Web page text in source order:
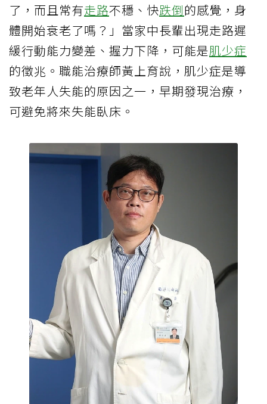
了，而且常有走路不穩、快跌倒的感覺，身
體開始衰老了嗎？」當家中長輩出現走路遲
緩行動能力變差、握力下降，可能是肌少症
的徵兆。職能治療師黃上育說，肌少症是導
致老年人失能的原因之一，早期發現治療，
可避免將來失能臥床。